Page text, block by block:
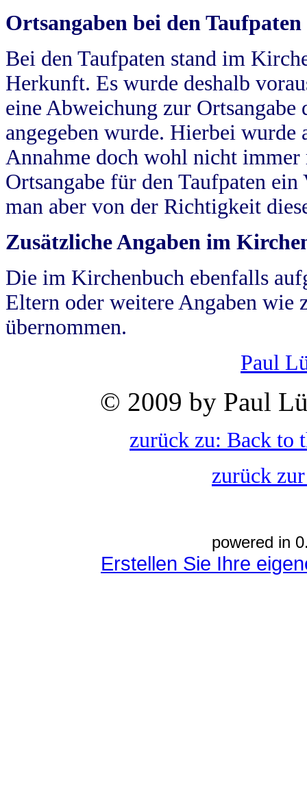
Ortsangaben bei den Taufpaten
Bei den Taufpaten stand im
Herkunft. Es wurde deshalb
eine Abweichung zur
angegeben wurde. Hierbei wurde
Annahme doch wohl nicht
Ortsangabe für den Taufpaten
man aber von der Richtigkeit
Zusätzliche Angaben im
Die im Kirchenbuch ebenfalls
Eltern oder weitere Angaben wie
übernommen.
Paul
© 2009 by Paul
zurück zu: Back to
zurück
powered in
Erstellen Sie Ihre